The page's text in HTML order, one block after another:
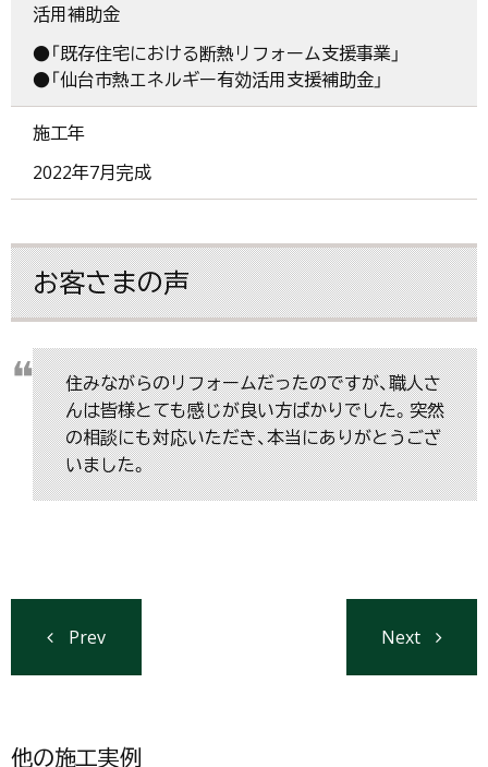
活用補助金
●「既存住宅における断熱リフォーム支援事業」
●「仙台市熱エネルギー有効活用支援補助金」
施工年
2022年7月完成
お客さまの声
住みながらのリフォームだったのですが、職人さ
んは皆様とても感じが良い方ばかりでした。突然
の相談にも対応いただき、本当にありがとうござ
いました。
Prev Next
他の施工実例